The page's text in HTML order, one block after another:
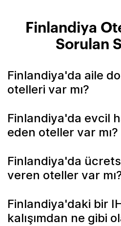
Finlandiya
Sorulan
Finlandiya'da aile
otelleri var mı?
Finlandiya'da evcil
eden oteller var mı?
Finlandiya'da
veren oteller var
Finlandiya'daki bir
kalışımdan ne gibi